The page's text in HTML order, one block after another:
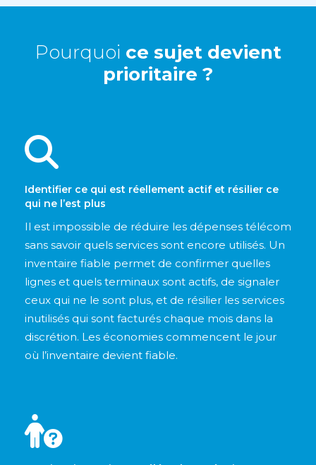
Pourquoi ce sujet devient
prioritaire ?
Identifier ce qui est réellement actif et résilier ce
qui ne l’est plus
Il est impossible de réduire les dépenses télécom
sans savoir quels services sont encore utilisés. Un
inventaire fiable permet de confirmer quelles
lignes et quels terminaux sont actifs, de signaler
ceux qui ne le sont plus, et de résilier les services
inutilisés qui sont facturés chaque mois dans la
discrétion. Les économies commencent le jour
où l’inventaire devient fiable.